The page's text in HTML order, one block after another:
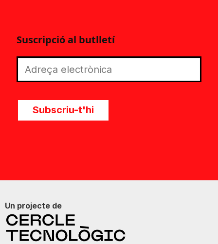
Suscripció al butlletí
Subscriu-t'hi
Un projecte de